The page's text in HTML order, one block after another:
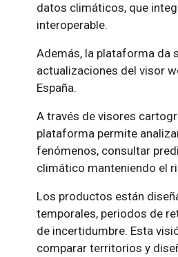
datos climáticos, que
interoperable.
Además, la plataforma da
actualizaciones del visor
España.
A través de visores
plataforma permite
fenómenos, consultar
climático manteniendo el
Los productos están
temporales, periodos de
de incertidumbre. Esta
comparar territorios y